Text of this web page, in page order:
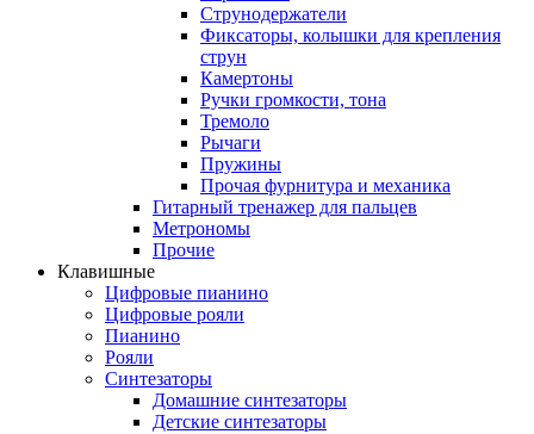
Струнодержатели
Фиксаторы, колышки для крепления
струн
Камертоны
Ручки громкости, тона
Тремоло
Рычаги
Пружины
Прочая фурнитура и механика
Гитарный тренажер для пальцев
Метрономы
Прочие
Клавишные
Цифровые пианино
Цифровые рояли
Пианино
Рояли
Синтезаторы
Домашние синтезаторы
Детские синтезаторы